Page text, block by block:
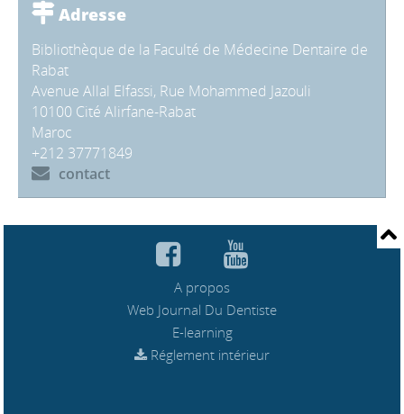
Adresse
Bibliothèque de la Faculté de Médecine Dentaire de
Rabat
Avenue Allal Elfassi, Rue Mohammed Jazouli
10100 Cité Alirfane-Rabat
Maroc
+212 37771849
contact
A propos
Web Journal Du Dentiste
E-learning
Réglement intérieur